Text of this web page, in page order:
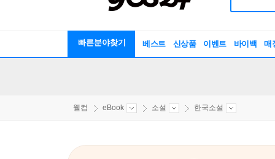
빠른분야찾기 베스트 신상품 이벤트 바이백 매
웰컴 eBook 소설 한국소설